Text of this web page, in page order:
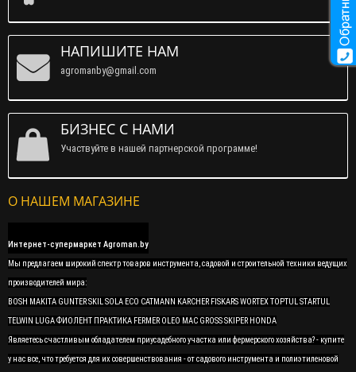
НАПИШИТЕ НАМ
agromanby@gmail.com
БИЗНЕС С НАМИ
Участвуйте в нашей партнерской программе!
О НАШЕМ МАГАЗИНЕ
Интернет-супермаркет Agroman.by
Мы предлагаем широкий спектр товаров инструмента, садовой и строительной техники ведущих
производителей мира:
BOSH MAKITA GUNTER SKIL SOLA ECO CATMANN KARCHER FISKARS WORTEX TOPTUL STARTUL
TELWIN LUGA ФИОЛЕНТ ПРАКТИКА FERMER OLEO MAC GROSS SKIPER HONDA
Являетесь счастливым обладателем приусадебного участка или фермерского хозяйства? - купите
у нас все, что требуется для их совершенствования - от садового инструмента и полиэтиленовой